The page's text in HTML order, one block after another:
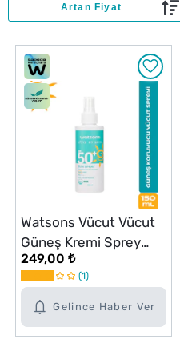
Gelince Haber Ver
Watsons Vücut Vücut
Güneş Kremi Sprey
SPF50+ 150 ml
249,00 ₺
1